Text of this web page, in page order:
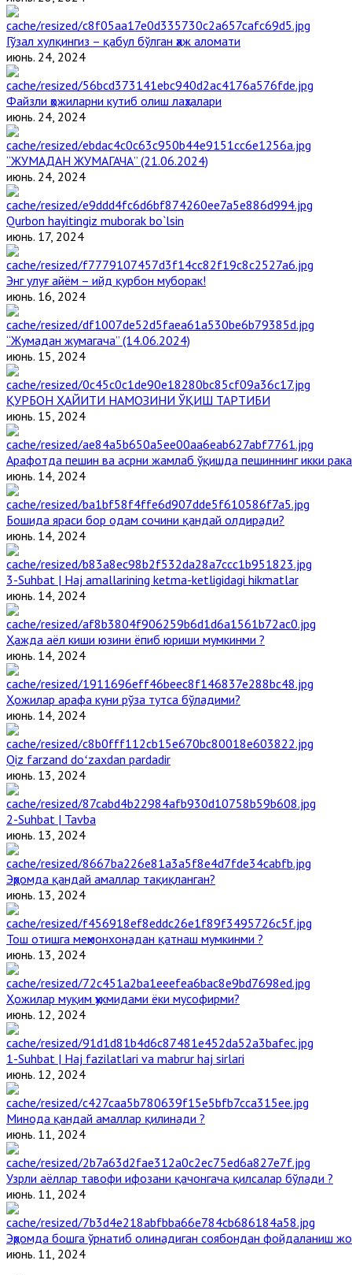
Гўзал хулқингиз – қабул бўлган ҳаж аломати
июнь. 24, 2024
Файзли ҳожиларни кутиб олиш лаҳзалари
июнь. 24, 2024
“ЖУМАДАН ЖУМАГАЧА” (21.06.2024)
июнь. 24, 2024
Qurbon hayitingiz muborak bo`lsin
июнь. 17, 2024
Энг улуғ айём – ийд қурбон муборак!
июнь. 16, 2024
“Жумадан жумагача” (14.06.2024)
июнь. 15, 2024
ҚУРБОН ҲАЙИТИ НАМОЗИНИ ЎҚИШ ТАРТИБИ
июнь. 15, 2024
Арафотда пешин ва асрни жамлаб ўқишда пешиннинг икки
июнь. 14, 2024
Бошида яраси бор одам сочини қандай олдиради?
июнь. 14, 2024
3-Suhbat | Haj amallarining ketma-ketligidagi hikmatlar
июнь. 14, 2024
Ҳажда аёл киши юзини ёпиб юриши мумкинми ?
июнь. 14, 2024
Ҳожилар арафа куни рўза тутса бўладими?
июнь. 14, 2024
Qiz farzand doʻzaxdan pardadir
июнь. 13, 2024
2-Suhbat | Tavba
июнь. 13, 2024
Эҳромда қандай амаллар тақиқланган?
июнь. 13, 2024
Тош отишга меҳмонхонадан қатнаш мумкинми ?
июнь. 13, 2024
Ҳожилар муқим ҳукмидами ёки мусофирми?
июнь. 12, 2024
1-Suhbat | Haj fazilatlari va mabrur haj sirlari
июнь. 12, 2024
Минода қандай амаллар қилинади ?
июнь. 11, 2024
Узрли аёллар тавофи ифозани қачонгача қилсалар бўлади ?
июнь. 11, 2024
Эҳромда бошга ўрнатиб олинадиган соябондан фойдаланиш
июнь. 11, 2024